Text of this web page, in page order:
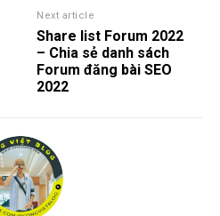
Next article
Share list Forum 2022
– Chia sẻ danh sách
Forum đăng bài SEO
2022